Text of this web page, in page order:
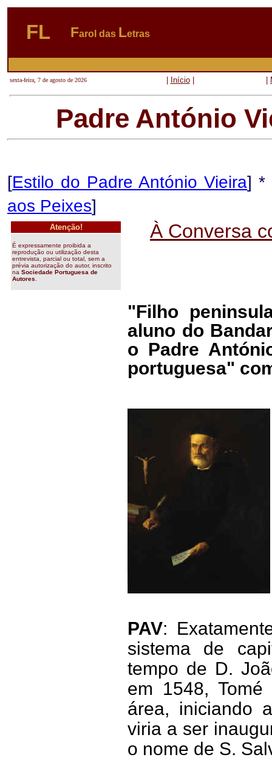
FL Farol das Letras
sexta-feira, 7 de agosto de 2026 Início|
Padre António
[Estilo do Padre António Vieira] *
aos Peixes]
Atenção!
É expressamente proibida a
reprodução ou utilização desta
entrevista, parcial ou total, sem a
prévia autorização do autor, inscrito
na Sociedade Portuguesa de
Autores
À Conversa
"Filho
aluno do
o Padre
portuguesa"
PAV:
sistema de
tempo de D.
em 1548,
área, iniciando
viria a ser
o nome de S.